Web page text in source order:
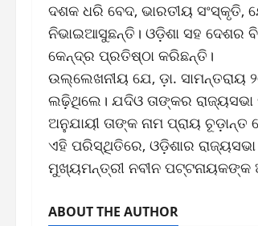
ଦଶକ ଧରି ବେଦ, ଭାରତୀୟ ସଂସ୍କୃତି,
ନିଭାଇଆସୁଛନ୍ତି। ଓଡ଼ିଶା ସହ ଦେଶର
କେନ୍ଦ୍ର ପ୍ରତିଷ୍ଠା କରିଛନ୍ତି।
ଉଲ୍ଲେଖନୀୟ ଯେ, ଡ଼ା. ସାମନ୍ତରାୟ
ଲଢ଼ିଥିଲେ। ଯଦିଓ ତାଙ୍କର
ଅନୁଯାୟୀ ତାଙ୍କ ନାମ ପ୍ରାୟ
ଏହି ପରିସ୍ଥିତିରେ, ଓଡ଼ିଶାର
ମୁଖ୍ୟମନ୍ତ୍ରୀ ନବୀନ
ABOUT THE AUTHOR